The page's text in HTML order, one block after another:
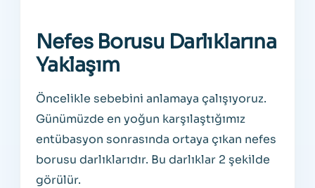
Nefes Borusu Darlıklarına
Yaklaşım
Öncelikle sebebini anlamaya çalışıyoruz.
Günümüzde en yoğun karşılaştığımız
entübasyon sonrasında ortaya çıkan nefes
borusu darlıklarıdır. Bu darlıklar 2 şekilde
görülür.